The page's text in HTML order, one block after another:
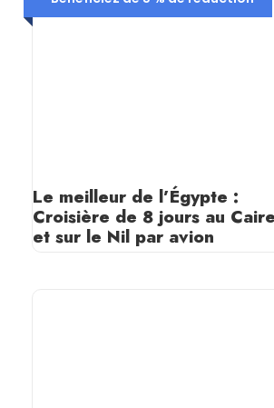
Le meilleur de l’Égypte :
Croisière de 8 jours au Caire
et sur le Nil par avion